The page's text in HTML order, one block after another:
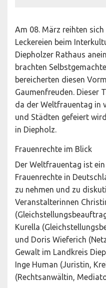
Am 08. März reihten
Leckereien beim
Diepholzer Rathaus
brachten
bereicherten diesen
Gaumenfreuden. Dieser
da der Weltfrauentag in
und Städten gefeiert
in Diepholz.
Frauenrechte im Blick
Der Weltfrauentag ist
Frauenrechte in
zu nehmen und zu
Veranstalterinnen
Kurella
und Doris Wieferich
Gewalt im Landkreis
Inge Human (Juristin,
(Rechtsanwältin,